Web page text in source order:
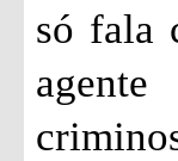
só fala